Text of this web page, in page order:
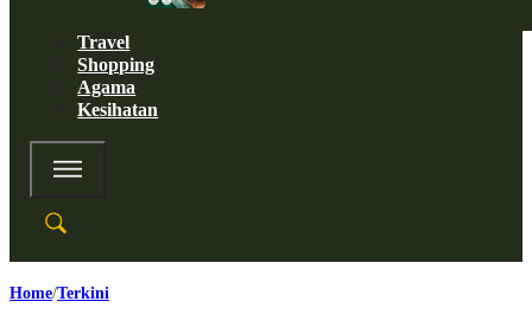
Travel
Shopping
Agama
Kesihatan
Home Terkini